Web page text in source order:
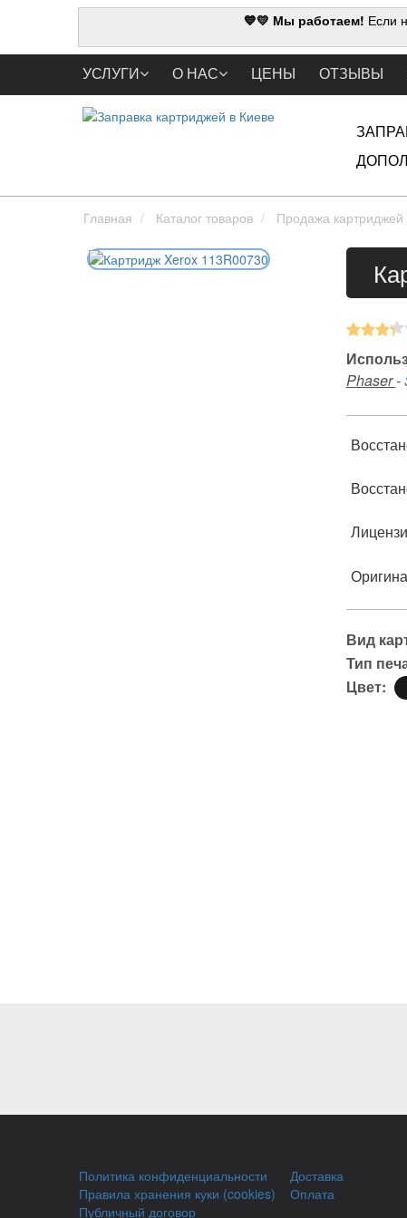
💙💛 Мы работаем! Если
УСЛУГИ О НАС ЦЕНЫ ОТЗЫВЫ
Главная Каталог товаров Продажа
Phaser-
Вид
Тип
Цвет:
Политика конфиденциальности
Правила хранения куки (cookies)
Публичный договор
Доставка
Оплата